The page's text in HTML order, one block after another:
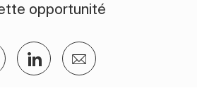
opportunité
via Facebook
Partager via twitter
Partager via LinkedIn
Partager par e-mail